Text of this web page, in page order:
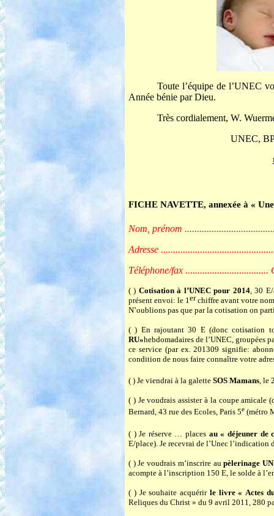
Toute l’équipe de l’UNEC
Année bénie par Dieu.
Très cordialement, W.
UNEC,
FICHE NAVETTE, annexée à «
Nom, prénom
Adresse
Téléphone/fax
( ) Cotisation à l’UNEC pour 2014, 30
présent envoi: le 1erchiffre avant votre
N’oublions pas que par la cotisation on
( ) En rajoutant 30 E (donc cotisation
RU»hebdomadaires de l’UNEC, groupées
ce service (par ex. 201309 signifie:
condition de nous faire connaître votre
( ) Je viendrai à la galette SOS Mamans , le
( ) Je voudrais assister à la coupe amicale
Bernard, 43 rue des Ecoles, Paris 5e (métro
( ) Je réserve … places au « déjeuner de
E/place). Je recevrai de l’Unec l’indication
( ) Je voudrais m’inscrire aupèlerinage
acompte à l’inscription 150 E, le solde à
( ) Je souhaite acquérir le livre « Actes
Reliques du Christ » du 9 avril 2011, 280